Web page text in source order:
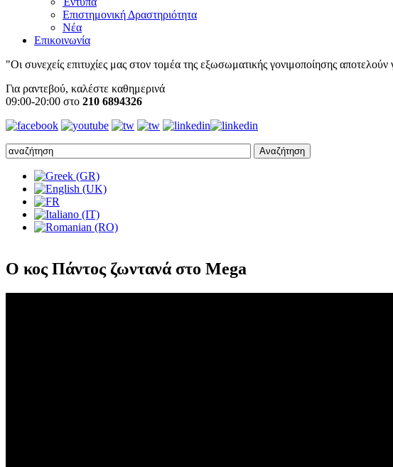
Επιστημονική Δραστηριότητα
Νέα
Επικοινωνία
"Οι συνεχείς επιτυχίες μας στον τομέα της εξωσωματικής γονιμοποίησης
Για ραντεβού, καλέστε καθημερινά
09:00-20:00 στο 210 6894326
Ο κος Πάντος ζωντανά στο Mega